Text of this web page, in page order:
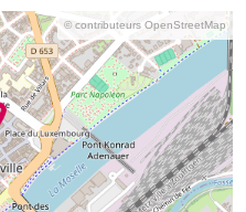
© contributeurs OpenStreetMap